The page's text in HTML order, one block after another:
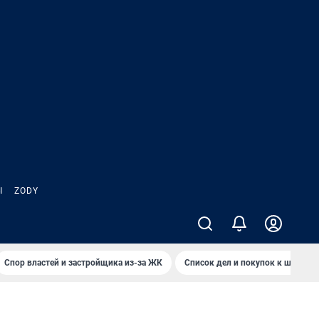
ZODY
Спор властей и застройщика из-за ЖК Список дел и покупок к школе